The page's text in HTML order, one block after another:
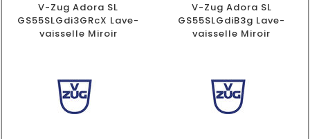
V-Zug Adora SL
GS55SLGdi3GRcX Lave-
vaisselle Miroir
V-Zug Adora SL
GS55SLGdiB3g Lave-
vaisselle Miroir